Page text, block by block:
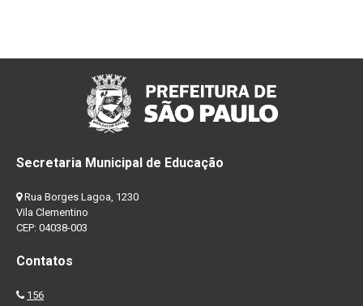
Secretaria Municipal de Educação
Rua Borges Lagoa, 1230
Vila Clementino
CEP: 04038-003
Contatos
156